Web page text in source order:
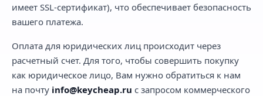
имеет SSL-сертификат), что обеспечивает безопасность
вашего платежа.
Оплата для юридических лиц происходит через
расчетный счет. Для того, чтобы совершить покупку
как юридическое лицо, Вам нужно обратиться к нам
на почту info@keycheap.ru с запросом коммерческого